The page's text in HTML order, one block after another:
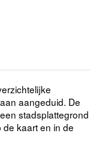
aangeduid. De
stadsplattegrond
kaart en in de